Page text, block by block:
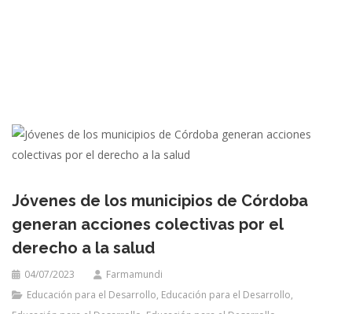
Jóvenes de los municipios de Córdoba
generan acciones colectivas por el
derecho a la salud
04/07/2023
Farmamundi
Educación para el Desarrollo, Educación para el Desarrollo,